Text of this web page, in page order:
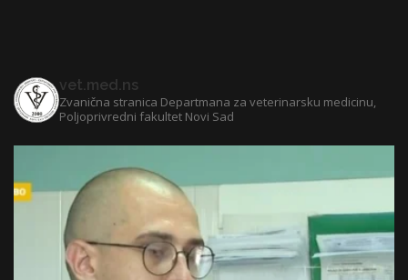
vet.med.ns
Zvanična stranica Departmana za veterinarsku medicinu,
Poljoprivredni fakultet Novi Sad